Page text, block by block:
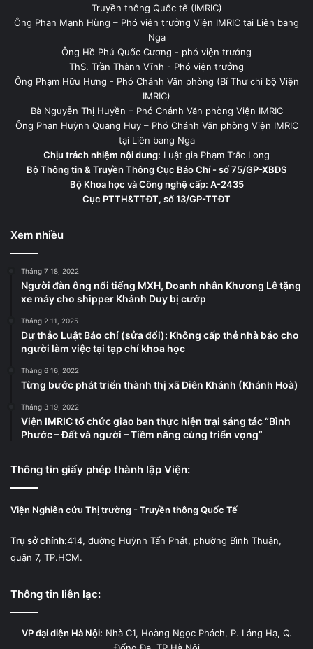
Truyền thông Quốc tế (IMRIC)
Ông Phan Mạnh Hùng – Phó viện trưởng Viện IMRIC tại Liên bang
Nga
Ông Hồ Phú Quốc Cương - phó viện trưởng
ThS. Trần Thành Vĩnh - Phó viện trưởng
Ông Phạm Hữu Hưng - Phó Chánh Văn phòng (Bí Thư chi bộ Viện
IMRIC)
Bà Nguyễn Thị Huyền – Phó Chánh Văn phòng Viện IMRIC
Ông Phan Huỳnh Quang Huy – Phó Chánh Văn phòng Viện IMRIC
tại Liên bang Nga
Chịu trách nhiệm nội dung: Luật gia Phạm Trắc Long
Bộ Thông tin & Truyền Thông Cục Báo Chí - số 75/GP-XBĐS
Bộ Khoa học và Công nghệ cấp: A-2435
Cục PTTH&TTĐT, số 13/GP-TTĐT
Xem nhiều
Tháng 7 18, 2022
Người đàn ông nổi tiếng MXH, Doanh nhân Khương Lê tặng
xe máy cho shipper Khánh Duy bị cướp
Tháng 2 11, 2025
Dự thảo Luật Báo chí (sửa đổi): Không cấp thẻ nhà báo cho
người làm việc tại tạp chí khoa học
Tháng 6 16, 2022
Từng bước phát triển thành thị xã Diên Khánh (Khánh Hoà)
Tháng 3 19, 2022
Viện IMRIC tổ chức giao ban thực hiện trại sáng tác “Bình
Phước – Đất và người – Tiềm năng cùng triển vọng”
Thông tin giấy phép thành lập Viện:
Viện Nghiên cứu Thị trường - Truyền thông Quốc Tế
Trụ sở chính:414, đường Huỳnh Tấn Phát, phường Bình Thuận,
quận 7, TP.HCM.
Thông tin liên lạc:
VP đại diện Hà Nội: Nhà C1, Hoàng Ngọc Phách, P. Láng Hạ, Q.